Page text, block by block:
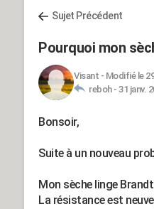
Sujet Précédent
Pourquoi mon
Visant - Modifié le
reboh - 31 janv.
Bonsoir,
Suite à un nouveau
Mon sèche linge
La résistance est